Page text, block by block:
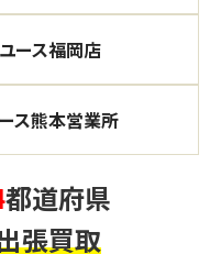
ース福岡店
ス熊本営業所
都道府県
張買取